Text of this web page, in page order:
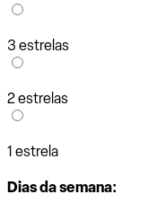
3 estrelas
2 estrelas
1 estrela
Dias da semana: